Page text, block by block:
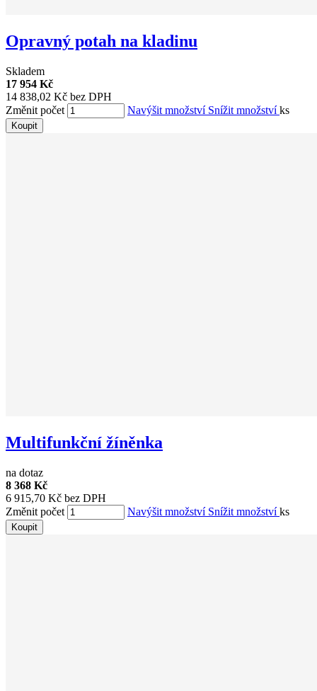
Opravný potah na kladinu
Skladem
17 954 Kč
14 838,02 Kč bez DPH
Změnit počet
Navýšit množství Snížit množstvíks
Koupit
Multifunkční žíněnka
na dotaz
8 368 Kč
6 915,70 Kč bez DPH
Změnit počet
Navýšit množství Snížit množstvíks
Koupit